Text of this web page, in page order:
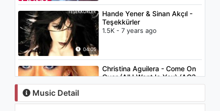
04:05
Hande Yener & Sinan Akçıl -
Teşekkürler
1.5K - 7 years ago
03:51
Christina Aguilera - Come On
Over (All I Want Is You) (AC3
Stereo)
Music Detail